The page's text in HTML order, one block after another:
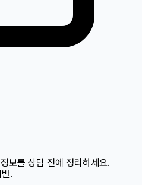
보를 상담 전에 정리하세요.
.